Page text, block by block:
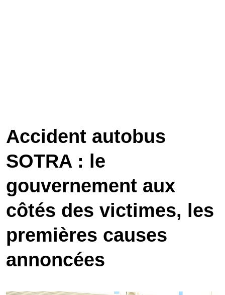
Accident autobus
SOTRA : le
gouvernement aux
côtés des victimes, les
premières causes
annoncées